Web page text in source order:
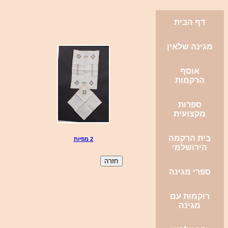
דף הבית
מגינה שלאין
אוסף
הרקמות
ספרות
מקצועית
בית הרקמה
הירושלמי
ספרי מגינה
רוקמות עם
מגינה
2 מפיות